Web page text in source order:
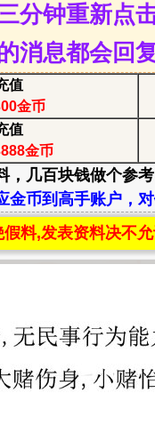
分钟重新点
消息都会回
值
金币
值
金币
，几百块钱做个参
金币到高手账户，
料,发表资料决不